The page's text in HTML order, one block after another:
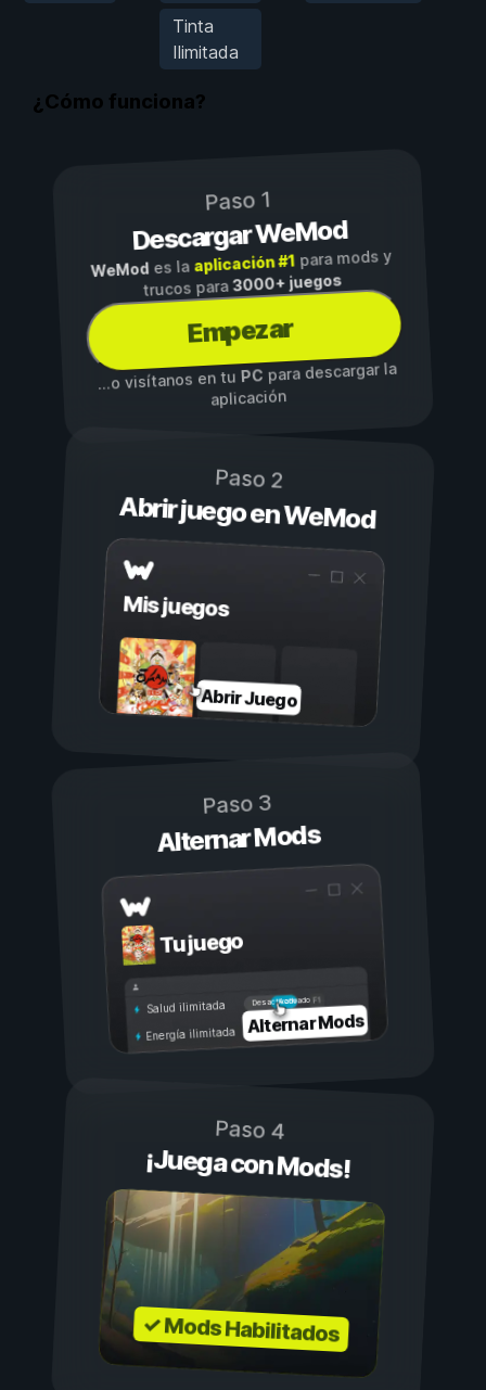
Tinta
Ilimitada
¿Cómo funciona?
Paso 1
Descargar WeMod
WeMod es la aplicación #1para mods y
trucos para3000+ juegos
Empezar
...o visítanos en tuPCpara descargar la
aplicación
Paso 2
Abrir juego en WeMod
Mis juegos
Abrir Juego
Paso 3
Alternar Mods
Tu juego
Activado
Desactivado
Salud ilimitada
Energía ilimitada Alternar Mods
Paso 4
¡Juega con Mods!
✓ Mods Habilitados